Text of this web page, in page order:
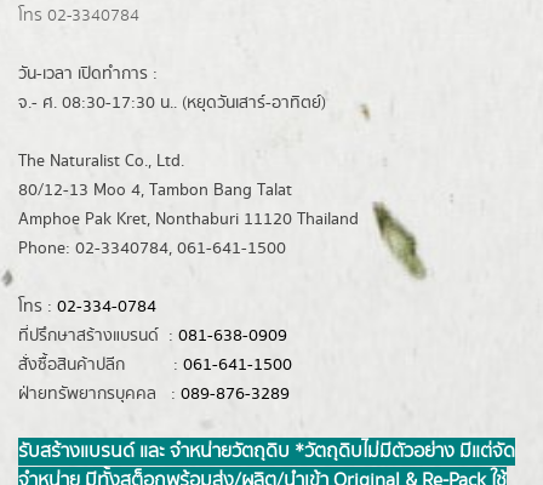
โทร 02-3340784
วัน-เวลา เปิดทำการ :
จ.- ศ. 08:30-17:30 น.. (หยุดวันเสาร์-อาทิตย์)
The Naturalist Co., Ltd.
80/12-13 Moo 4, Tambon Bang Talat
Amphoe Pak Kret, Nonthaburi 11120 Thailand
Phone: 02-3340784, 061-641-1500
โทร : 02-334-0784
ที่ปรึกษาสร้างแบรนด์ : 081-638-0909
สั่งซื้อสินค้าปลีก : 061-641-1500
ฝ่ายทรัพยากรบุคคล : 089-876-3289
รับสร้างแบรนด์ และ จำหน่ายวัตถุดิบ *วัตถุดิบไม่มีตัวอย่าง มีแต่จัด